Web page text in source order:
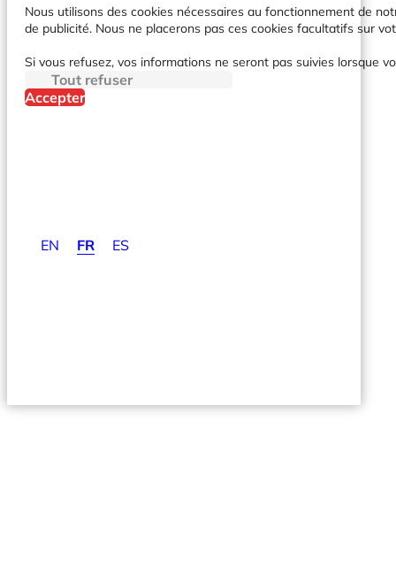
EN FR ES
Nous utilisons des cookies nécessaires au fonctionnement de
de publicité. Nous ne placerons pas ces cookies facultatifs sur
Si vous refusez, vos informations ne seront pas suivies lorsque
Tout refuser
Accepter